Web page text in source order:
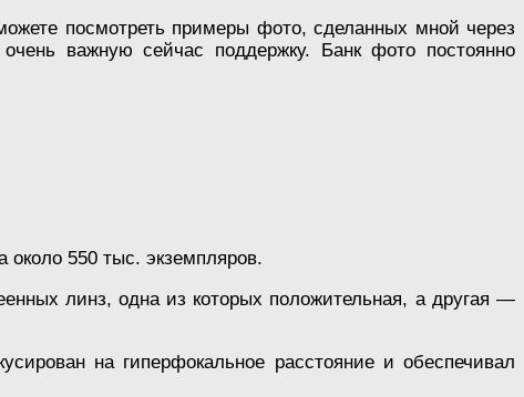
посмотреть примеры фото, сделанных мной через
важную сейчас поддержку. Банк фото постоянно
550 тыс. экземпляров.
линз, одна из которых положительная, а другая —
на гиперфокальное расстояние и обеспечивал